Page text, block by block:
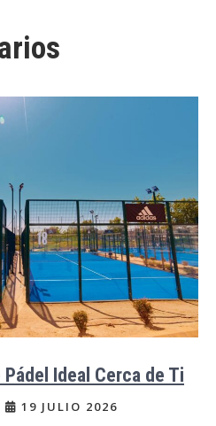
Ideal Cerca de Ti
19 JULIO 2026